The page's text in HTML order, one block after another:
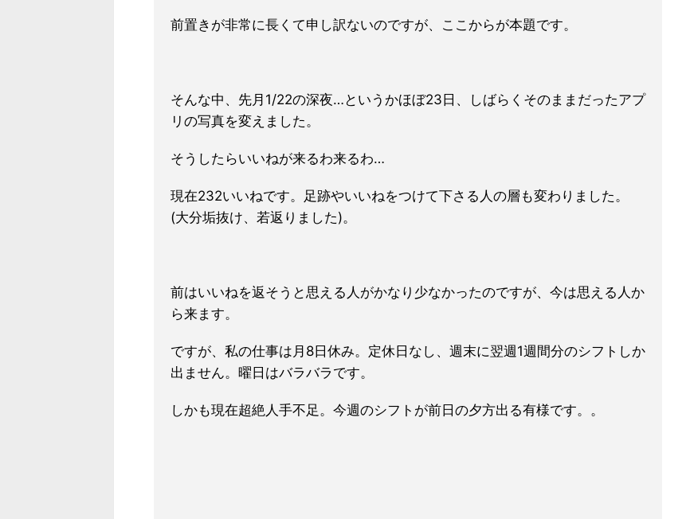
前置きが非常に長くて申し訳ないのですが、ここからが本題です。
そんな中、先月1/22の深夜…というかほぼ23日、しばらくそのままだったアプ
リの写真を変えました。
そうしたらいいねが来るわ来るわ…
現在232いいねです。足跡やいいねをつけて下さる人の層も変わりました。
(大分垢抜け、若返りました)。
前はいいねを返そうと思える人がかなり少なかったのですが、今は思える人か
ら来ます。
ですが、私の仕事は月8日休み。定休日なし、週末に翌週1週間分のシフトしか
出ません。曜日はバラバラです。
しかも現在超絶人手不足。今週のシフトが前日の夕方出る有様です。。